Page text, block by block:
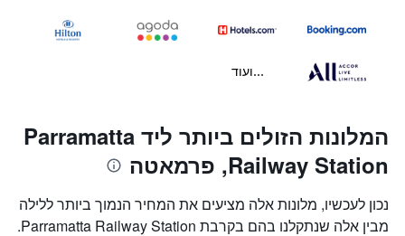
...ועוד
המלונות הזולים ביותר ליד Parramatta
Railway Station, פרמאטה
נכון לעכשיו, מלונות אלה מציעים את המחיר הנמוך ביותר ללילה
מבין אלה שנתקלנו בהם בקרבת Parramatta Railway Station.